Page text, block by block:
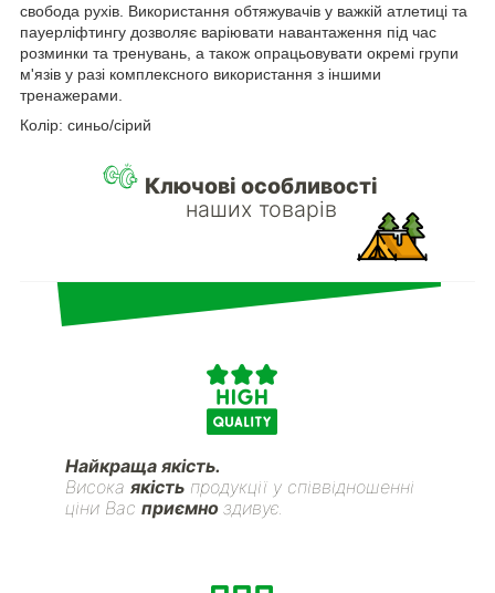
свобода рухів. Використання обтяжувачів у важкій атлетиці та
пауерліфтингу дозволяє варіювати навантаження під час
розминки та тренувань, а також опрацьовувати окремі групи
м'язів у разі комплексного використання з іншими
тренажерами.
Колір: синьо/сірий
Ключові особливості
наших товарів
Найкраща якість.
Висока якість продукції у співвідношенні
ціни Вас приємно здивує.